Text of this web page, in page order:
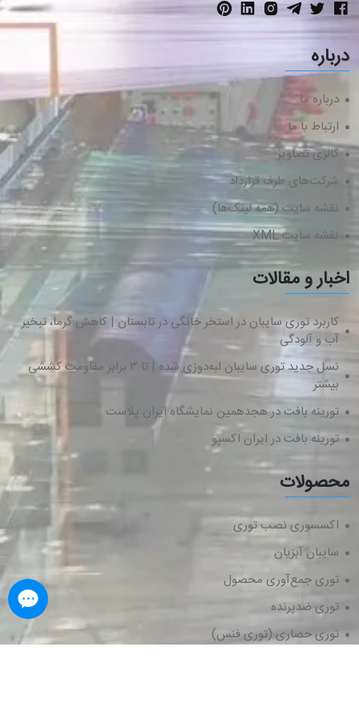
درباره
درباره ما
ارتباط با ما
گالری تصاویر
شرکت‌های طرف قرارداد
نقشه سایت (همه لینک‌ها)
نقشه سایت XML
اخبار و مقالات
کاربرد توری سایبان در استخر خانگی در تابستان | کاهش گرما، تبخیر
آب و آلودگی
نسل جدید توری سایبان لبه‌دوزی شده | تا ۳ برابر مقاومت کششی
بیشتر
تورینه بافت در هجدهمین نمایشگاه ایران پلاست
تورینه بافت در ایران اکسپو
محصولات
اکسسوری نصب توری
سایبان آبزیان
توری جمع‌آوری محصول
توری ضدپرنده
توری حصاری (توری فنس)